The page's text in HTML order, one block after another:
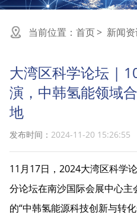
当前位置： 首页> 新闻
大湾区科学论坛 |
演，中韩氢能领域
地
发布时间： 2024-11-20 15:26:55
11月17日，2024大湾区科学
分论坛在南沙国际会展中心
的“中韩氢能源科技创新与转